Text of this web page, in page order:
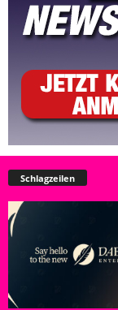
Schlagzeilen